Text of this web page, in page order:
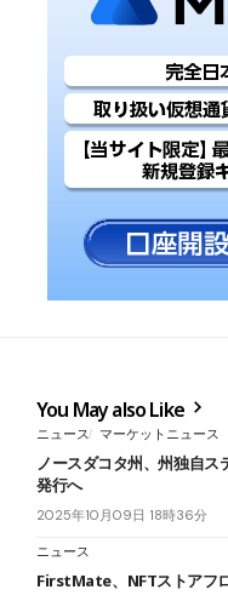
You May also Like
ニュース マーケットニュース
ノースダコタ州、州独自
発行へ
2025年10月09日 18時36分
ニュース
FirstMate、NFTストアフ